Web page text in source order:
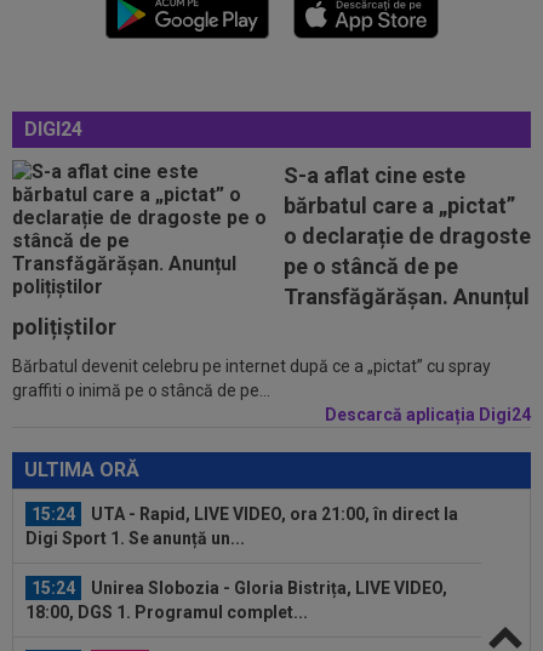
DIGI24
S-a aflat cine este
bărbatul care a „pictat”
o declarație de dragoste
pe o stâncă de pe
Transfăgărășan. Anunțul
polițiștilor
Bărbatul devenit celebru pe internet după ce a „pictat” cu spray
graffiti o inimă pe o stâncă de pe...
Descarcă aplicația Digi24
ULTIMA ORĂ
FOTO
Paula Badosa a îngrijorat pe toată
lumea cu imaginile postate, iar a doua zi a...
serioasă! Celta Vigo a oficializat transferul de...
15:16
Adrian Ilie a văzut transferul pus la cale de Gigi
Becali la FCSB și a spus-o...
14:55
Anunțul făcut de ANAD, la scurt timp după ce
Cosmin Matei a fost suspendat de...
Leonardo Bonucci a semnat
15:30 EXCLUSIV
Ilie Dumitrescu a dat verdictul în
15:24
UTA - Rapid, LIVE VIDEO, ora 21:00, în direct la
Digi Sport 1. Se anunță un...
15:24
Unirea Slobozia - Gloria Bistrița, LIVE VIDEO,
18:00, DGS 1. Programul complet...
15:18 FOTO
Paula Badosa a îngrijorat pe toată